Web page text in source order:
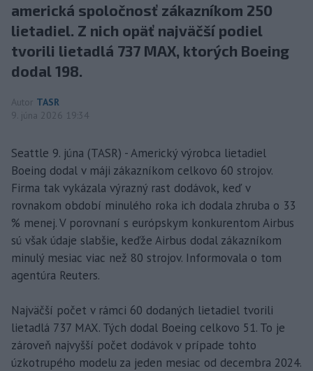
americká spoločnosť zákazníkom 250
lietadiel. Z nich opäť najväčší podiel
tvorili lietadlá 737 MAX, ktorých Boeing
dodal 198.
Autor TASR
9. júna 2026 19:34
Seattle 9. júna (TASR) - Americký výrobca lietadiel
Boeing dodal v máji zákazníkom celkovo 60 strojov.
Firma tak vykázala výrazný rast dodávok, keď v
rovnakom období minulého roka ich dodala zhruba o 33
% menej. V porovnaní s európskym konkurentom Airbus
sú však údaje slabšie, keďže Airbus dodal zákazníkom
minulý mesiac viac než 80 strojov. Informovala o tom
agentúra Reuters.
Najväčší počet v rámci 60 dodaných lietadiel tvorili
lietadlá 737 MAX. Tých dodal Boeing celkovo 51. To je
zároveň najvyšší počet dodávok v prípade tohto
úzkotrupého modelu za jeden mesiac od decembra 2024.